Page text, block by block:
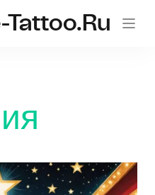
Tattoo.ru